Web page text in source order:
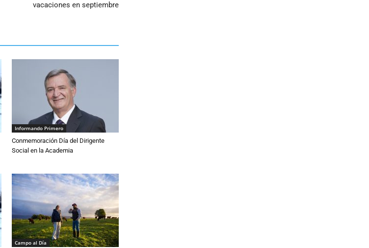
vacaciones en septiembre
Informando Primero
Conmemoración Día del Dirigente
Social en la Academia
Campo al Día